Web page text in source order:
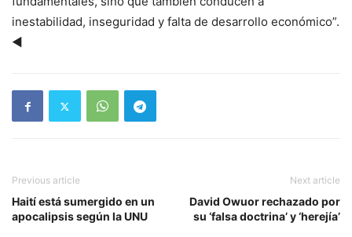
inestabilidad, inseguridad y falta de desarrollo económico”.
◄
Previous article
Haití está sumergido en un
apocalipsis según la UNU
Next article
David Owuor rechazado por
su ‘falsa doctrina’ y ‘herejía’